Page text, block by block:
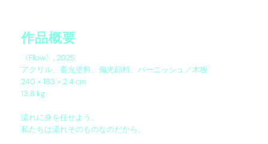
作品概要
《Flow》, 2025
アクリル、蓄光塗料、偏光顔料、バーニッシュ／木板
240 × 183 × 2.4 cm
13.8 kg
流れに身を任せよう。
私たちは流れそのものなのだから。